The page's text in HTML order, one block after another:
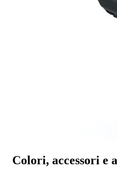
Colori, accessori e